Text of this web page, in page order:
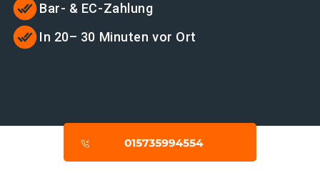
Bar- & EC-Zahlung
In 20– 30 Minuten vor Ort